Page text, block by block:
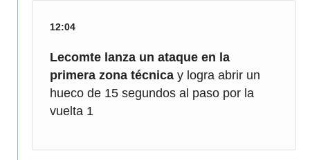
12:04
Lecomte lanza un ataque en la
primera zona técnicay logra abrir un
hueco de 15 segundos al paso por la
vuelta 1